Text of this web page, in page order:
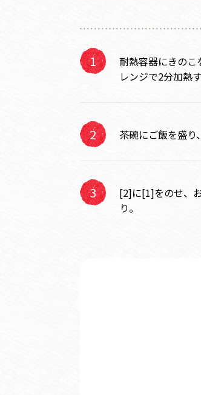
耐熱容器にきのこ
レンジで2分加熱す
茶碗にご飯を盛り
[2]に[1]をのせ、
り。